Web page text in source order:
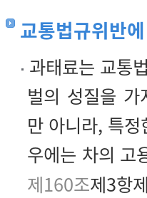
교통법규위반
과태료는 교통
벌의 성질을
만 아니라, 특
우에는 차의 고
제160조제3항